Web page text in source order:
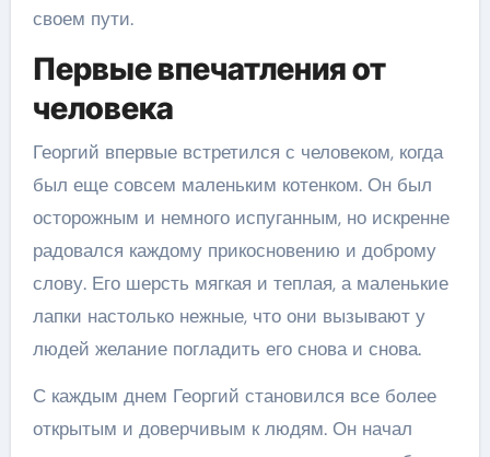
своем пути.
Первые впечатления от
человека
Георгий впервые встретился с человеком, когда
был еще совсем маленьким котенком. Он был
осторожным и немного испуганным, но искренне
радовался каждому прикосновению и доброму
слову. Его шерсть мягкая и теплая, а маленькие
лапки настолько нежные, что они вызывают у
людей желание погладить его снова и снова.
С каждым днем Георгий становился все более
открытым и доверчивым к людям. Он начал